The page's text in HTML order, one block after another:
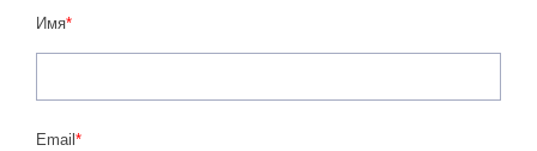
Имя*
Email *